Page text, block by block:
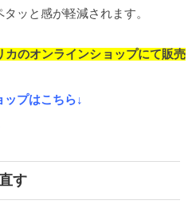
ッと感が軽減されます。
カのオンラインショップにて販売
ップはこちら↓
す